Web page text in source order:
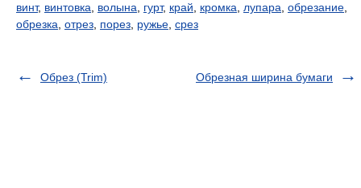
винт, винтовка волына гурт, край кромка лупара обрезание
обрезка отрез порез ружье срез
Обрез (Trim) Обрезная ширина бумаги